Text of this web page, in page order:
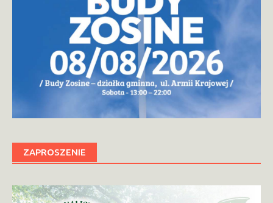
ZAPROSZENIE